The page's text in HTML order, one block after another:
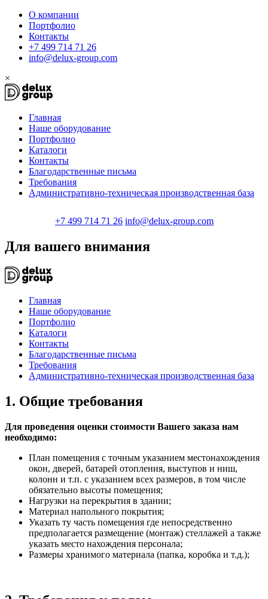
О компании
Портфолио
Контакты
+7 499 714 71 26
info@delux-group.com
×
Главная
Наше оборудование
Портфолио
Каталоги
Контакты
Благодарственные письма
Требования
Административно-техническая производственная база
+7 499 714 71 26 info@delux-group.com
Для вашего внимания
Главная
Наше оборудование
Портфолио
Каталоги
Контакты
Благодарственные письма
Требования
Административно-техническая производственная база
1. Общие требования
Для проведения оценки стоимости Вашего заказа нам
необходимо:
План помещения с точным указанием местонахождения
окон, дверей, батарей отопления, выступов и ниш,
колонн и т.п. с указанием всех размеров, в том числе
обязательно высоты помещения;
Нагрузки на перекрытия в здании;
Материал напольного покрытия;
Указать ту часть помещения где непосредственно
предполагается размещение (монтаж) стеллажей а также
указать место нахождения персонала;
Размеры хранимого материала (папка, коробка и т.д.);